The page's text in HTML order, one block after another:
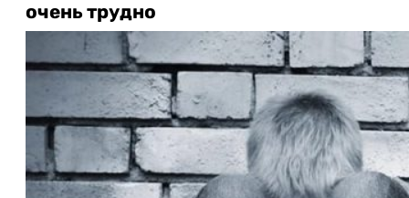
очень трудно